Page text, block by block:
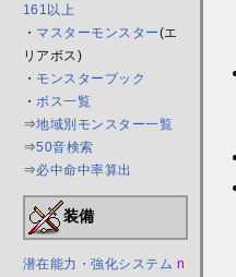
161以上
・ マスターモンスター(エ
リアボス)
・ モンスターブック
・ ボス一覧
⇒地域別モンスター一覧
⇒50音検索
⇒必中命中率算出
装備
潜在能力・強化システム n